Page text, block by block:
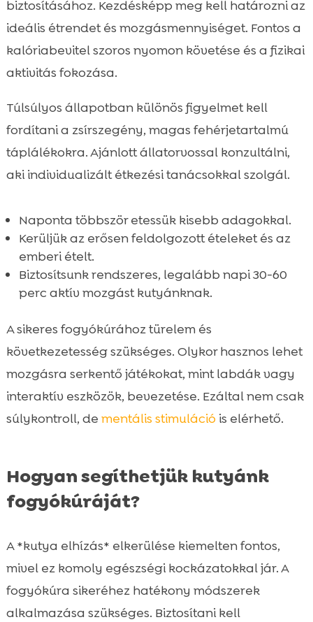
biztosításához. Kezdésképp meg kell határozni az
ideális étrendet és mozgásmennyiséget. Fontos a
kalóriabevitel szoros nyomon követése és a fizikai
aktivitás fokozása.
Túlsúlyos állapotban különös figyelmet kell
fordítani a zsírszegény, magas fehérjetartalmú
táplálékokra. Ajánlott állatorvossal konzultálni,
aki individualizált étkezési tanácsokkal szolgál.
Naponta többször etessük kisebb adagokkal.
Kerüljük az erősen feldolgozott ételeket és az
emberi ételt.
Biztosítsunk rendszeres, legalább napi 30-60
perc aktív mozgást kutyánknak.
A sikeres fogyókúrához türelem és
következetesség szükséges. Olykor hasznos lehet
mozgásra serkentő játékokat, mint labdák vagy
interaktív eszközök, bevezetése. Ezáltal nem csak
súlykontroll, de mentális stimuláció is elérhető.
Hogyan segíthetjük kutyánk
fogyókúráját?
A *kutya elhízás* elkerülése kiemelten fontos,
mivel ez komoly egészségi kockázatokkal jár. A
fogyókúra sikeréhez hatékony módszerek
alkalmazása szükséges. Biztosítani kell